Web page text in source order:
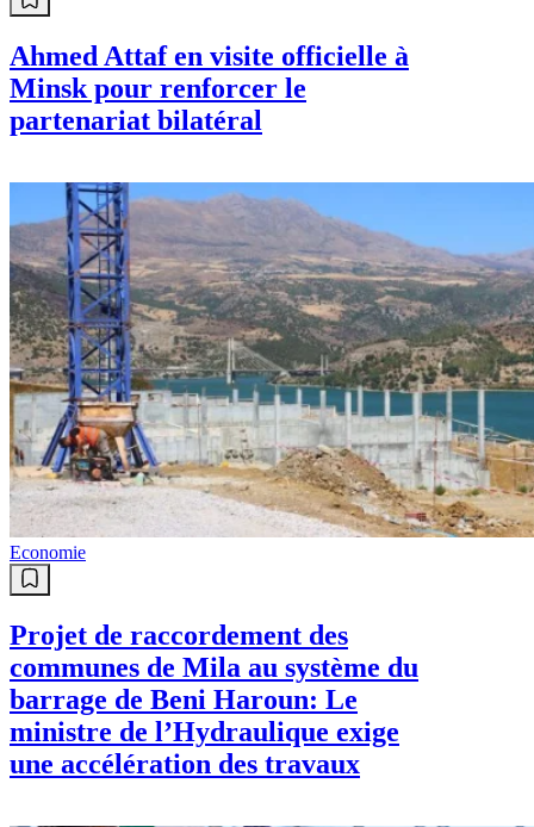
Ahmed Attaf en visite officielle à
Minsk pour renforcer le
partenariat bilatéral
Economie
Projet de raccordement des
communes de Mila au système du
barrage de Beni Haroun: Le
ministre de l’Hydraulique exige
une accélération des travaux